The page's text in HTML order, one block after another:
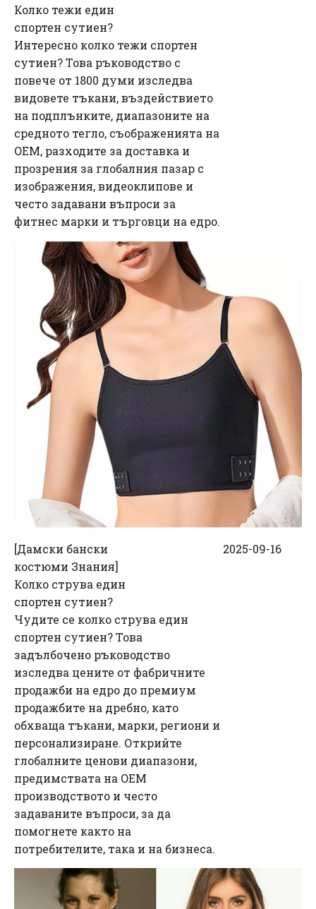
Колко тежи един
спортен сутиен?
Интересно колко тежи спортен
сутиен? Това ръководство с
повече от 1800 думи изследва
видовете тъкани, въздействието
на подплънките, диапазоните на
средното тегло, съображенията на
OEM, разходите за доставка и
прозрения за глобалния пазар с
изображения, видеоклипове и
често задавани въпроси за
фитнес марки и търговци на едро.
[Дамски бански
костюми Знания]
Колко струва един
спортен сутиен?
Чудите се колко струва един
спортен сутиен? Това
задълбочено ръководство
изследва цените от фабричните
продажби на едро до премиум
продажбите на дребно, като
обхваща тъкани, марки, региони и
персонализиране. Открийте
глобалните ценови диапазони,
предимствата на OEM
производството и често
задаваните въпроси, за да
помогнете както на
потребителите, така и на бизнеса.
2025-09-16